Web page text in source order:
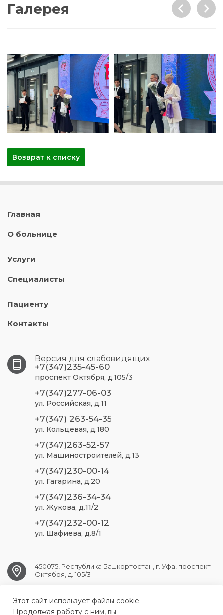
Галерея
Возврат к списку
Главная
О больнице
Услуги
Специалисты
Пациенту
Контакты
Версия для слабовидящих
+7(347)235-45-60
проспект Октября, д.105/3
+7(347)277-06-03
ул. Российская, д.11
+7(347) 263-54-35
ул. Кольцевая, д.180
+7(347)263-52-57
ул. Машиностроителей, д.13
+7(347)230-00-14
ул. Гагарина, д.20
+7(347)236-34-34
ул. Жукова, д.11/2
+7(347)232-00-12
ул. Шафиева, д.8/1
450075, Республика Башкортостан, г. Уфа, проспект
Октября, д. 105/3
ufa.sp2@doctorrb.ru
Этот сайт использует файлы cookie.
Продолжая работу с ним, вы